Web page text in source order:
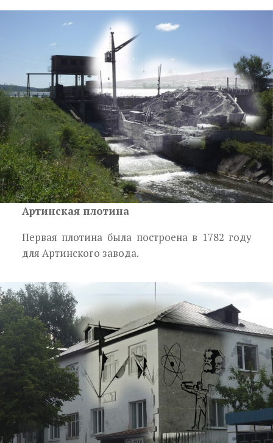
Артинская плотина
Первая плотина была построена в 1782 году
для Артинского завода.